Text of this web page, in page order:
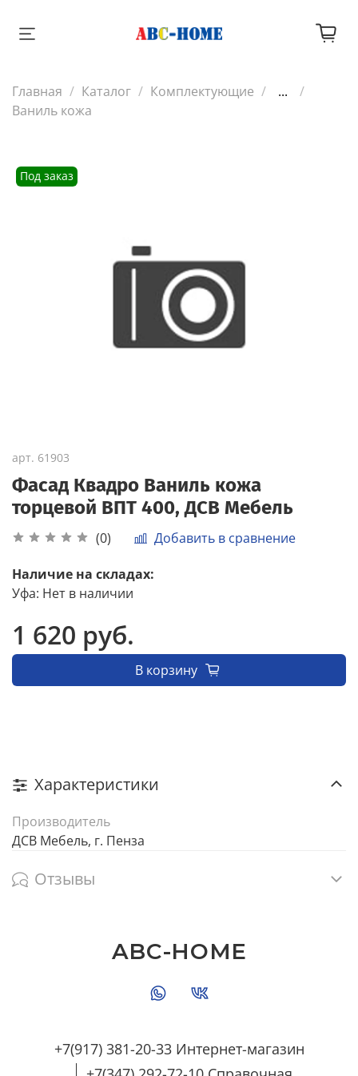
Главная Каталог Комплектующие
...
Ваниль кожа
Под заказ
арт. 61903
Фасад Квадро Ваниль кожа
торцевой ВПТ 400, ДСВ Мебель
(0) Добавить в сравнение
Наличие на складах:
Уфа: Нет в наличии
1 620 руб.
В корзину
Характеристики
Производитель
ДСВ Мебель, г. Пенза
Отзывы
+7(917) 381-20-33 Интернет-магазин
ABC-HOME